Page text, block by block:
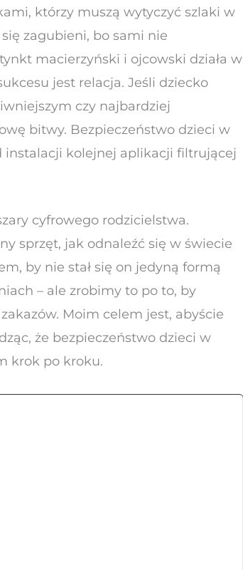
którzy muszą wytyczyć szlaki w
zagubieni, bo sami nie
macierzyński i ojcowski działa w
jest relacja. Jeśli dziecko
czy najbardziej
bitwy. Bezpieczeństwo dzieci w
instalacji kolejnej aplikacji filtrującej
cyfrowego rodzicielstwa.
sprzęt, jak odnaleźć się w świecie
by nie stał się on jedyną formą
– ale zrobimy to po to, by
Moim celem jest, abyście
że bezpieczeństwo dzieci w
krok po kroku.